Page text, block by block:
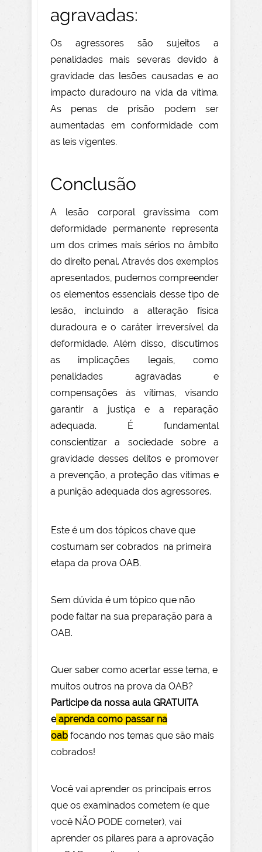
agravadas:
Os agressores são sujeitos a
penalidades mais severas devido à
gravidade das lesões causadas e ao
impacto duradouro na vida da vítima.
As penas de prisão podem ser
aumentadas em conformidade com
as leis vigentes.
Conclusão
A lesão corporal gravíssima com
deformidade permanente representa
um dos crimes mais sérios no âmbito
do direito penal. Através dos exemplos
apresentados, pudemos compreender
os elementos essenciais desse tipo de
lesão, incluindo a alteração física
duradoura e o caráter irreversível da
deformidade. Além disso, discutimos
as implicações legais, como
penalidades agravadas e
compensações às vítimas, visando
garantir a justiça e a reparação
adequada. É fundamental
conscientizar a sociedade sobre a
gravidade desses delitos e promover
a prevenção, a proteção das vítimas e
a punição adequada dos agressores.
Este é um dos tópicos chave que
costumam ser cobrados na primeira
etapa da prova OAB.
Sem dúvida é um tópico que não
pode faltar na sua preparação para a
OAB.
Quer saber como acertar esse tema, e
muitos outros na prova da OAB?
Participe da nossa aula GRATUITA
e aprenda como passar na
oab focando nos temas que são mais
cobrados!
Você vai aprender os principais erros
que os examinados cometem (e que
você NÃO PODE cometer), vai
aprender os pilares para a aprovação